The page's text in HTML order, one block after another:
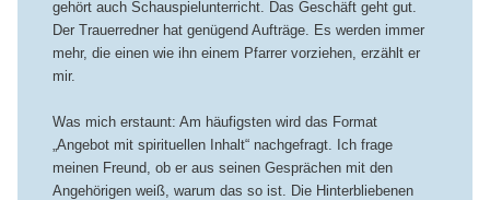
gehört auch Schauspielunterricht. Das Geschäft geht gut.
Der Trauerredner hat genügend Aufträge. Es werden immer
mehr, die einen wie ihn einem Pfarrer vorziehen, erzählt er
mir.
Was mich erstaunt: Am häufigsten wird das Format
„Angebot mit spirituellen Inhalt“ nachgefragt. Ich frage
meinen Freund, ob er aus seinen Gesprächen mit den
Angehörigen weiß, warum das so ist. Die Hinterbliebenen